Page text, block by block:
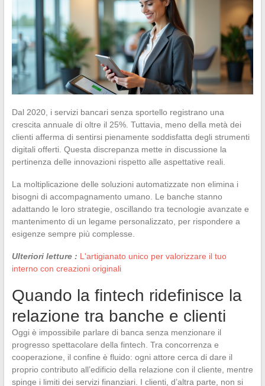
Dal 2020, i servizi bancari senza sportello registrano una
crescita annuale di oltre il 25%. Tuttavia, meno della metà dei
clienti afferma di sentirsi pienamente soddisfatta degli strumenti
digitali offerti. Questa discrepanza mette in discussione la
pertinenza delle innovazioni rispetto alle aspettative reali.
La moltiplicazione delle soluzioni automatizzate non elimina i
bisogni di accompagnamento umano. Le banche stanno
adattando le loro strategie, oscillando tra tecnologie avanzate e
mantenimento di un legame personalizzato, per rispondere a
esigenze sempre più complesse.
Ulteriori letture : L'artigianato unico per valorizzare il tuo
interno con creazioni originali
Quando la fintech ridefinisce la
relazione tra banche e clienti
Oggi è impossibile parlare di banca senza menzionare il
progresso spettacolare della fintech. Tra concorrenza e
cooperazione, il confine è fluido: ogni attore cerca di dare il
proprio contributo all’edificio della relazione con il cliente, mentre
spinge i limiti dei servizi finanziari. I clienti, d’altra parte, non si